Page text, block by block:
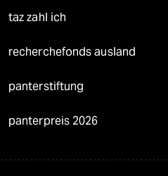
taz zahl ich
recherchefonds ausland
panterstiftung
panterpreis 2026